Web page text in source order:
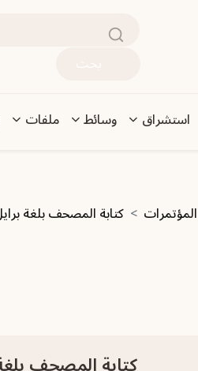
بحث
استشراق وسائط ملفات
كتابة المصحف بلغة